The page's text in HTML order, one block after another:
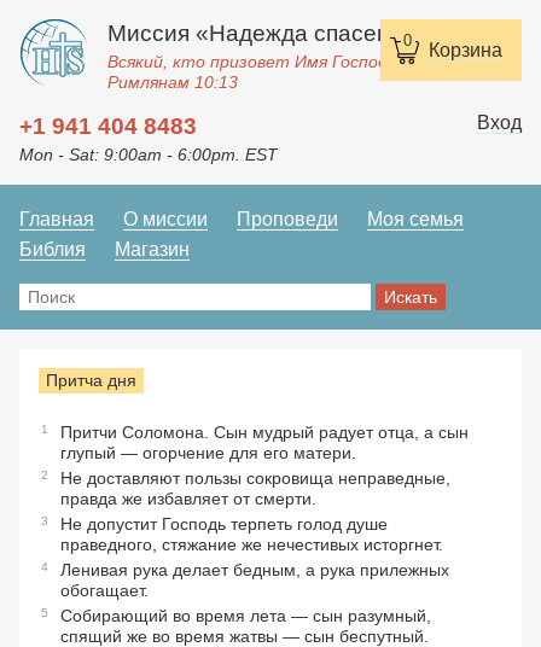
0 Корзина
Миссия «Надежда спасения»
Всякий, кто призовет Имя Господне, спасется.
Римлянам 10:13
+1 941 404 8483
Mon - Sat: 9:00am - 6:00pm. EST
Вход
Главная О миссии Проповеди
Моя семья
Библия
Магазин
Притча дня
1
Притчи Соломона. Сын мудрый радует отца, а сын
глупый — огорчение для его матери.
2
Не доставляют пользы сокровища неправедные,
правда же избавляет от смерти.
3
Не допустит Господь терпеть голод душе
праведного, стяжание же нечестивых исторгнет.
4
Ленивая рука делает бедным, а рука прилежных
обогащает.
5
Собирающий во время лета — сын разумный,
спящий же во время жатвы — сын беспутный.